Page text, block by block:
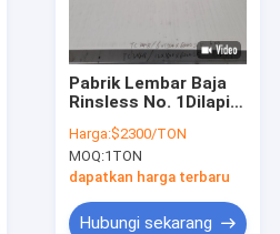
Pabrik Lembar Baja
Rinsless No. 1Dilapisi
Astm 310 304 316
Harga:$2300/TON
MOQ:1TON
dapatkan harga terbaru
Hubungi sekarang